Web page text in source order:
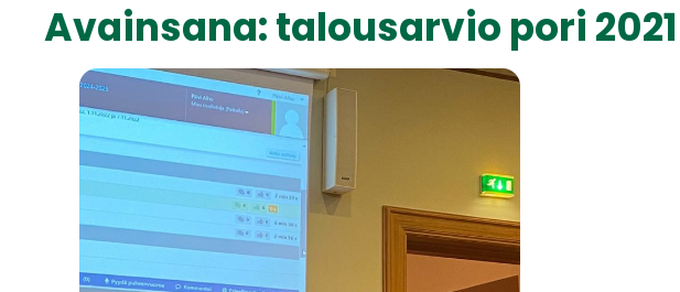
Avainsana:talousarvio pori 2021